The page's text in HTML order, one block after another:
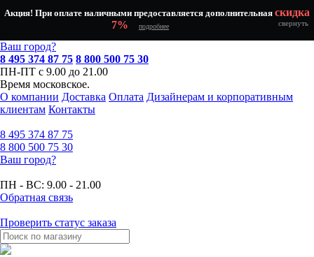
Акция! При оплате наличными предоставляется дополнительная скидка
7%
подробнее свернуть
Ваш город?
8 495 374 87 75 8 800 500 75 30
ПН-ПТ с 9.00 до 21.00
Время московское.
О компании Доставка Оплата Дизайнерам и корпоративным
клиентам Контакты
8 495 374 87 75
8 800 500 75 30
Ваш город?
ПН - ВС: 9.00 - 21.00
Обратная связь
Проверить статус заказа